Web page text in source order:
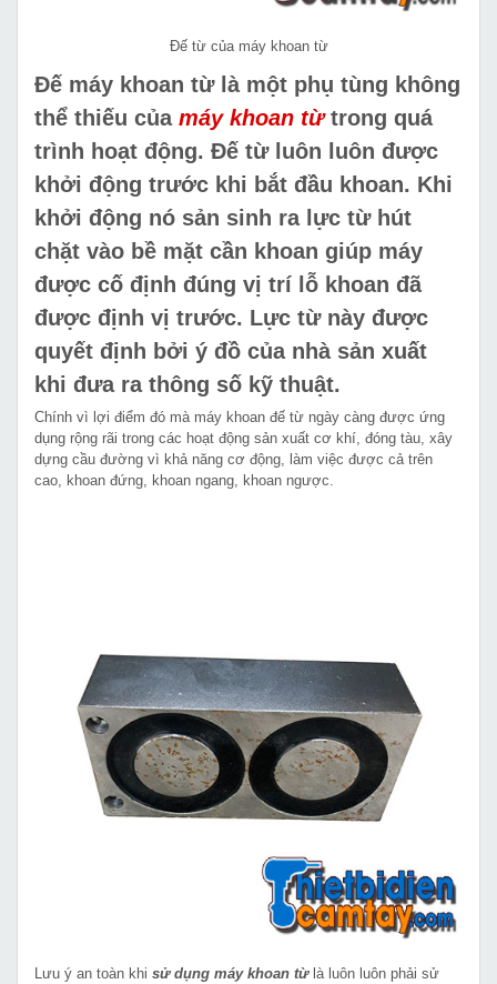
Đế từ của máy khoan từ
Đế máy khoan từ là một phụ tùng không
thể thiếu của máy khoan từtrong quá
trình hoạt động. Đế từ luôn luôn được
khởi động trước khi bắt đầu khoan. Khi
khởi động nó sản sinh ra lực từ hút
chặt vào bề mặt cần khoan giúp máy
được cố định đúng vị trí lỗ khoan đã
được định vị trước. Lực từ này được
quyết định bởi ý đồ của nhà sản xuất
khi đưa ra thông số kỹ thuật.
Chính vì lợi điểm đó mà máy khoan đế từ ngày càng được ứng
dụng rộng rãi trong các hoạt động sản xuất cơ khí, đóng tàu, xây
dựng cầu đường vì khả năng cơ động, làm việc được cả trên
cao, khoan đứng, khoan ngang, khoan ngược.
Lưu ý an toàn khi sử dụng máy khoan từlà luôn luôn phải sử